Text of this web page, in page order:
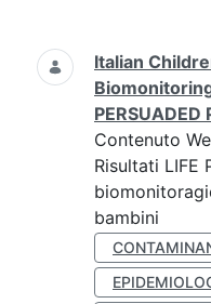
Ricerca
Italian
PERSUADED
Contenuto
Risultati LIFE
bambini